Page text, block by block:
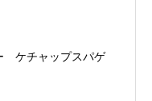
ケチャップスパゲ